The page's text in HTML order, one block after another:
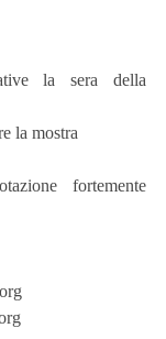
la sera della
la mostra
fortemente